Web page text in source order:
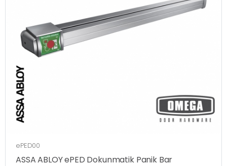
ePED00
ASSA ABLOY ePED Dokunmatik Panik Bar